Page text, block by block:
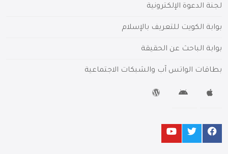
لجنة الدعوة الإلكترونية
بوابة الكويت للتعريف بالإسلام
بوابة الباحث عن الحقيقة
بطاقات الواتس آب والشبكات الاجتماعية